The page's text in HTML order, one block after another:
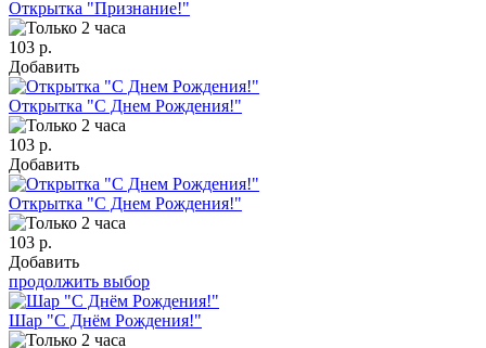
Открытка "Признание!"
103 р.
Добавить
Открытка "С Днем Рождения!"
103 р.
Добавить
Открытка "С Днем Рождения!"
103 р.
Добавить
продолжить выбор
Шар "С Днём Рождения!"